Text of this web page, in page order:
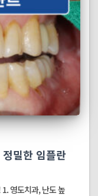
밀한 임플란
영도치과, 난도 높